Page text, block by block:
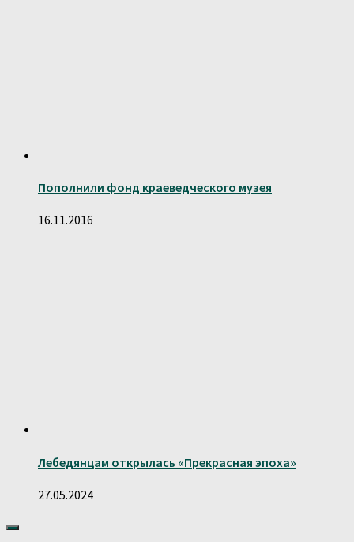
Пополнили фонд краеведческого музея
16.11.2016
Лебедянцам открылась «Прекрасная эпоха»
27.05.2024